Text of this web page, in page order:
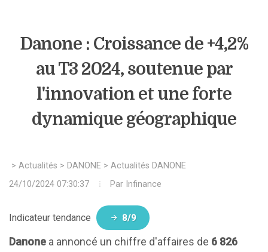
Danone : Croissance de +4,2%
au T3 2024, soutenue par
l'innovation et une forte
dynamique géographique
> Actualités > DANONE > Actualités DANONE
24/10/2024 07:30:37
Par Infinance
Indicateur tendance 8/9
Danone a annoncé un chiffre d'affaires de 6 826